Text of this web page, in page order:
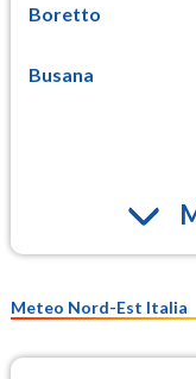
Boretto
Busana
Meteo Nord-Est Italia